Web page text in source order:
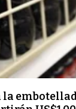
la